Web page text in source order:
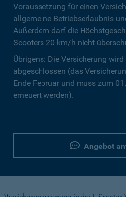
Voraussetzung für einen
allgemeine Betriebserlaubnis
Außerdem darf die
Scooters 20 km/h nicht
Übrigens: Die Versicherung
abgeschlossen (das
Ende Februar und muss zum
erneuert werden).
Angebot